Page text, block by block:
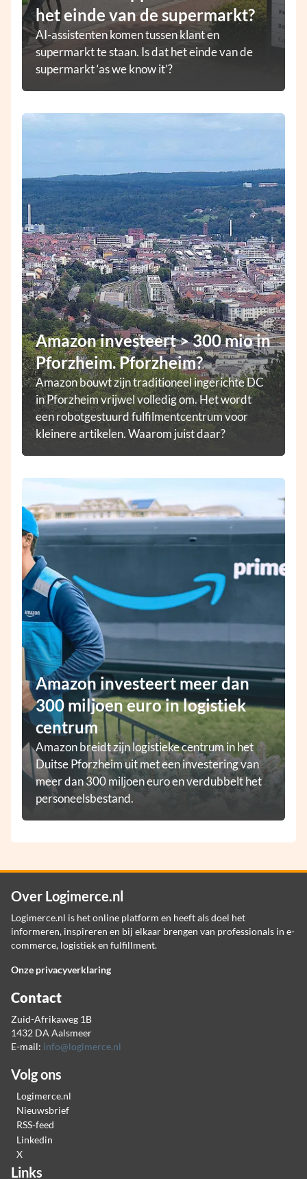
het einde van de supermarkt?
AI-assistenten komen tussen klant en
supermarkt te staan. Is dat het einde van de
supermarkt ‘as we know it’?
Amazon investeert > 300 mio in
Pforzheim. Pforzheim?
Amazon bouwt zijn traditioneel ingerichte DC
in Pforzheim vrijwel volledig om. Het wordt
een robotgestuurd fulfilmentcentrum voor
kleinere artikelen. Waarom juist daar?
Amazon investeert meer dan
300 miljoen euro in logistiek
centrum
Amazon breidt zijn logistieke centrum in het
Duitse Pforzheim uit met een investering van
meer dan 300 miljoen euro en verdubbelt het
personeelsbestand.
Over Logimerce.nl
Logimerce.nl is het online platform en heeft als doel het
informeren, inspireren en bij elkaar brengen van professionals in e-
commerce, logistiek en fulfillment.
Onze privacyverklaring
Contact
Zuid-Afrikaweg 1B
1432 DA Aalsmeer
E-mail: info@logimerce.nl
Volg ons
Logimerce.nl
Nieuwsbrief
RSS-feed
Linkedin
X
Links